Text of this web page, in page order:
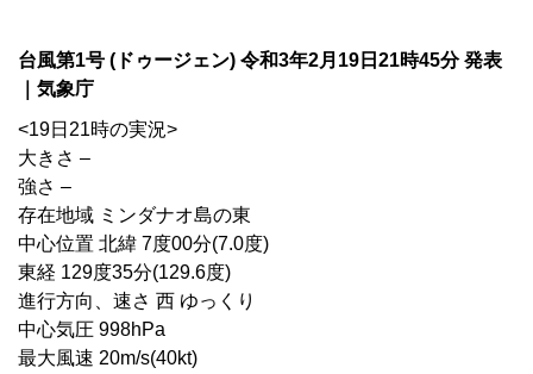
台風第1号 (ドゥージェン) 令和3年2月19日21時45分 発表
｜気象庁
<19日21時の実況>
大きさ –
強さ –
存在地域 ミンダナオ島の東
中心位置 北緯 7度00分(7.0度)
東経 129度35分(129.6度)
進行方向、速さ 西 ゆっくり
中心気圧 998hPa
最大風速 20m/s(40kt)